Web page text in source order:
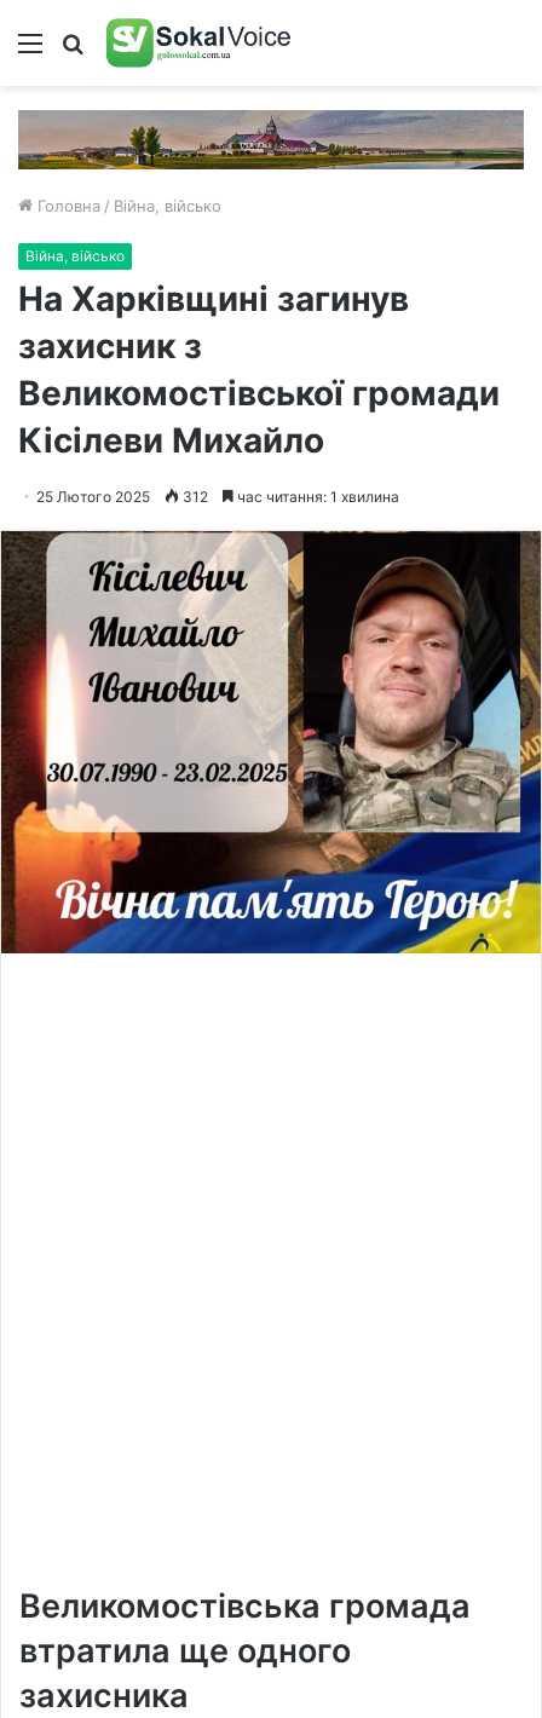
Меню Пошук
Головна / Війна, військо
Війна, військо
На Харківщині загинув
захисник з
Великомостівської громади
Кісілеви Михайло
25 Лютого 2025 312 час читання: 1 хвилина
Великомостівська громада
втратила ще одного
захисника